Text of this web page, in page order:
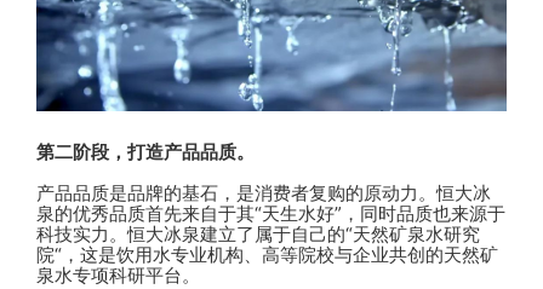
第二阶段，打造产品品质。
产品品质是品牌的基石，是消费者复购的原动力。恒大冰
泉的优秀品质首先来自于其“天生水好”，同时品质也来源于
科技实力。恒大冰泉建立了属于自己的“天然矿泉水研究
院“，这是饮用水专业机构、高等院校与企业共创的天然矿
泉水专项科研平台。